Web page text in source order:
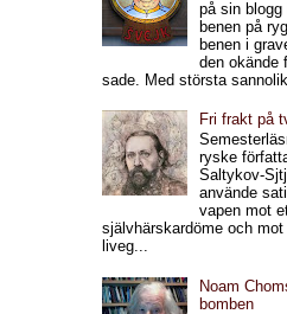
på sin blogg
benen på
benen i
den okände
sade. Med största
Fri frakt på
ryske
Saltykov-
använde
vapen mot
självhärskardöme och mot
liveg...
Noam
bomben